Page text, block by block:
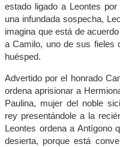
estado ligado a Leontes
una infundada sospecha,
imagina que está de
a Camilo, uno de sus fieles
huésped.
Advertido por el honrado
ordena aprisionar a
Paulina, mujer del noble
rey presentándole a la
Leontes ordena a Antígono
desierta, porque está